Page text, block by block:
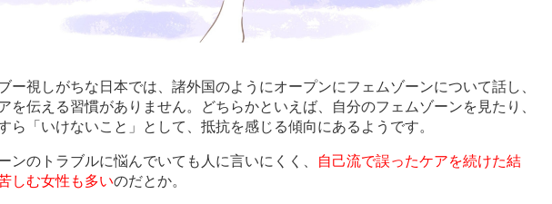
ー視しがちな日本では、諸外国のようにオープンにフェムゾーンについて話し、
を伝える習慣がありません。どちらかといえば、自分のフェムゾーンを見たり、
ら「いけないこと」として、抵抗を感じる傾向にあるようです。
ンのトラブルに悩んでいても人に言いにくく、
自己流で誤ったケアを続けた結
しむ女性も多いのだとか。